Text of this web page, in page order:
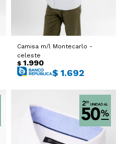
Camisa m/l Montecarlo -
celeste
$ 1.990
$ 1.692